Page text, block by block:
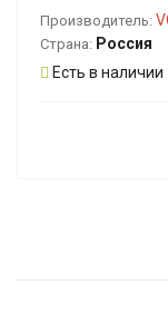
Производитель:
Страна: Россия
Есть в наличии